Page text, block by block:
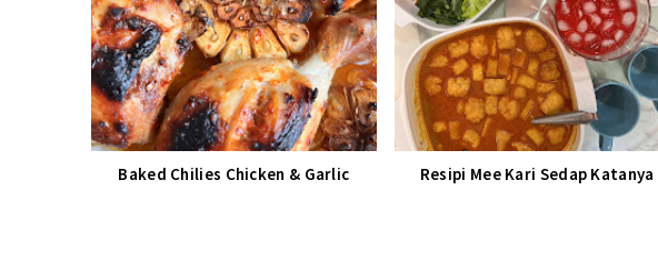
Baked Chilies Chicken & Garlic Resipi Mee Kari Sedap Katanya